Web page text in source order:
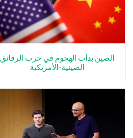
الصين بدأت الهجوم في حرب الرقائق
الصينية-الأمريكية